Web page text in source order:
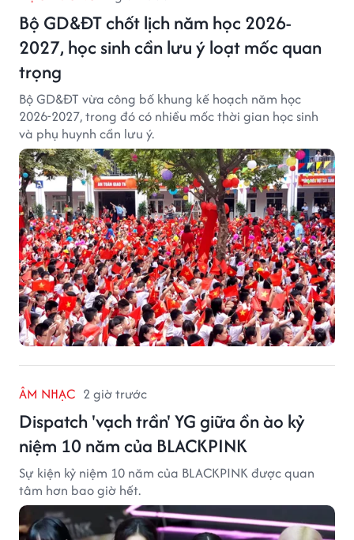
Bộ GD&ĐT chốt lịch năm học 2026-
2027, học sinh cần lưu ý loạt mốc quan
trọng
Bộ GD&ĐT vừa công bố khung kế hoạch năm học
2026-2027, trong đó có nhiều mốc thời gian học sinh
và phụ huynh cần lưu ý.
ÂM NHẠC 2 giờ trước
Dispatch 'vạch trần' YG giữa ồn ào kỷ
niệm 10 năm của BLACKPINK
Sự kiện kỷ niệm 10 năm của BLACKPINK được quan
tâm hơn bao giờ hết.